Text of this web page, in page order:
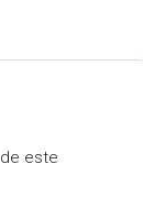
este